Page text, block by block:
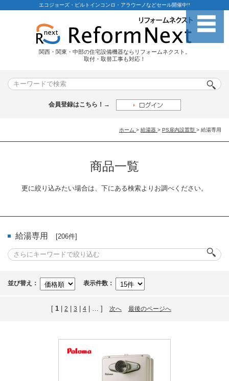
エコジョーズ・ビルトインコンロ・アラウーノなどセール開催中!!
関西・関東・中部の住宅設備機器ならリフォームネクスト。
取付・取替工事も対応！
会員登録はこちら！→
ホーム > 給湯器 > PS扉内設置型 > 給湯専用
商品一覧
更に絞り込みたい場合は、下にある検索よりお調べください。
給湯専用 [206件]
並び替え： 表示件数：
[ 1 2 3 4 | … ] 次へ 最後のページへ